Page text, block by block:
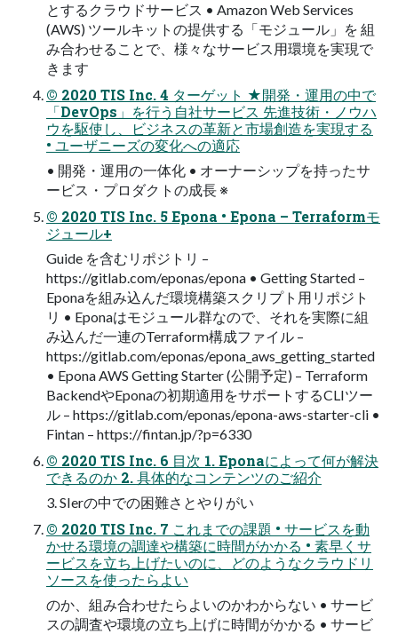
とするクラウドサービス • Amazon Web Services
(AWS) ツールキットの提供する「モジュール」を 組
み合わせることで、様々なサービス用環境を実現で
きます
© 2020 TIS Inc. 4 ターゲット ★開発・運用の中で
「DevOps」を行う自社サービス 先進技術・ノウハ
ウを駆使し、ビジネスの革新と市場創造を実現する
• ユーザニーズの変化への適応
• 開発・運用の一体化 • オーナーシップを持ったサ
ービス・プロダクトの成⾧ ※
© 2020 TIS Inc. 5 Epona • Epona – Terraformモ
ジュール+
Guide を含むリポジトリ –
https://gitlab.com/eponas/epona • Getting Started –
Eponaを組み込んだ環境構築スクリプト用リポジト
リ • Eponaはモジュール群なので、それを実際に組
み込んだ一連のTerraform構成ファイル –
https://gitlab.com/eponas/epona_aws_getting_started
• Epona AWS Getting Starter (公開予定) – Terraform
BackendやEponaの初期適用をサポートするCLIツー
ル – https://gitlab.com/eponas/epona-aws-starter-cli •
Fintan – https://fintan.jp/?p=6330
© 2020 TIS Inc. 6 目次 1. Eponaによって何が解決
できるのか 2. 具体的なコンテンツのご紹介
3. SIerの中での困難さとやりがい
© 2020 TIS Inc. 7 これまでの課題 • サービスを動
かせる環境の調達や構築に時間がかかる • 素早くサ
ービスを立ち上げたいのに、どのようなクラウドリ
ソースを使ったらよい
のか、組み合わせたらよいのかわからない • サービ
スの調査や環境の立ち上げに時間がかかる • サービ